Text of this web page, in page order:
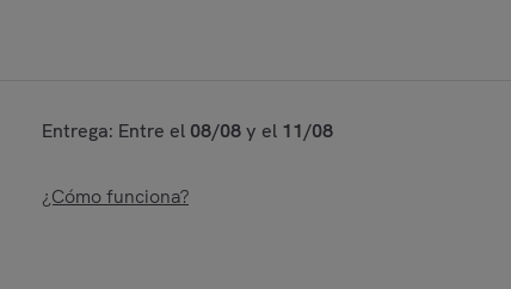
Entrega: Entre el 08/08y el 11/08
¿Cómo funciona?